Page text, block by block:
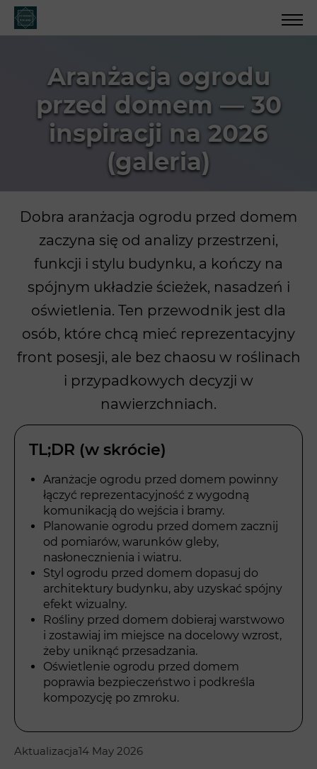
Aranżacja ogrodu
przed domem — 30
inspiracji na 2026
(galeria)
Dobra aranżacja ogrodu przed domem
zaczyna się od analizy przestrzeni,
funkcji i stylu budynku, a kończy na
spójnym układzie ścieżek, nasadzeń i
oświetlenia. Ten przewodnik jest dla
osób, które chcą mieć reprezentacyjny
front posesji, ale bez chaosu w roślinach
i przypadkowych decyzji w
nawierzchniach.
TL;DR (w skrócie)
Aranżacje ogrodu przed domem powinny
łączyć reprezentacyjność z wygodną
komunikacją do wejścia i bramy.
Planowanie ogrodu przed domem zacznij
od pomiarów, warunków gleby,
nasłonecznienia i wiatru.
Styl ogrodu przed domem dopasuj do
architektury budynku, aby uzyskać spójny
efekt wizualny.
Rośliny przed domem dobieraj warstwowo
i zostawiaj im miejsce na docelowy wzrost,
żeby uniknąć przesadzania.
Oświetlenie ogrodu przed domem
poprawia bezpieczeństwo i podkreśla
kompozycję po zmroku.
Aktualizacja14 May 2026